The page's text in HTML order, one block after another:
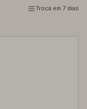
Troca em 7 dias